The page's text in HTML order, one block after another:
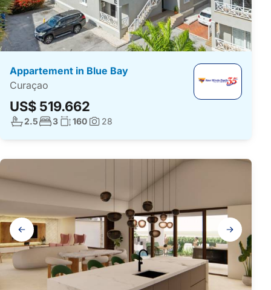
Appartement in Blue Bay
Curaçao
US$ 519.662
Aantal badkamers:
2.5Aantal slaapkamers:
3Woonoppervlakte:
160Foto's:
28
Galerij
navigatie